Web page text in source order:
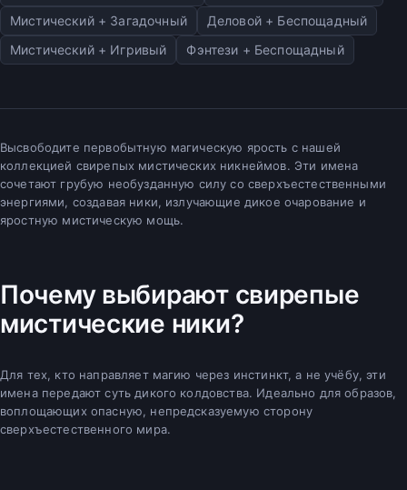
Мистический + Загадочный
Деловой + Беспощадный
Мистический + Игривый
Фэнтези + Беспощадный
Высвободите первобытную магическую ярость с нашей
коллекцией свирепых мистических никнеймов. Эти имена
сочетают грубую необузданную силу со сверхъестественными
энергиями, создавая ники, излучающие дикое очарование и
яростную мистическую мощь.
Почему выбирают свирепые
мистические ники?
Для тех, кто направляет магию через инстинкт, а не учёбу, эти
имена передают суть дикого колдовства. Идеально для образов,
воплощающих опасную, непредсказуемую сторону
сверхъестественного мира.